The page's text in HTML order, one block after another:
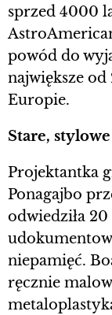
sprzed 4000
powód do
największe od
Europie.
Stare,
Projektantka
Ponagajbo
odwiedziła
niepamięć.
ręcznie